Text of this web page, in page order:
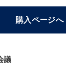
購入ページへ
議